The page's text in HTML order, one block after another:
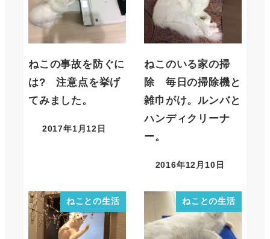
ねこの事故を防ぐに
は? 注意点を挙げ
てみました。
2017年1月12日
ねこのいる家の掃
除 毎日の掃除機と
雑巾がけ。ルンバと
ハンディクリーナ
ー。
2016年12月10日
ねことの生活 ねことの生活